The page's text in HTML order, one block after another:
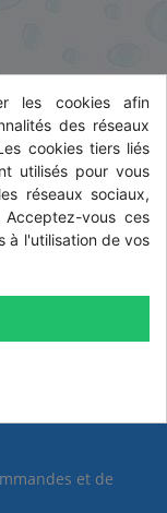
et de
les cookies afin
des réseaux
cookies tiers liés
utilisés pour vous
réseaux sociaux,
vous ces
à l'utilisation de vos